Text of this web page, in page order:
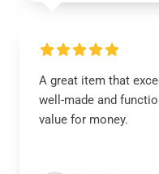
A great item that
well-made and
value for money.